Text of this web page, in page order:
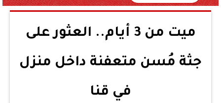
ميت من 3 أيام.. العثور على
جثة مُسن متعفنة داخل منزل
في قنا